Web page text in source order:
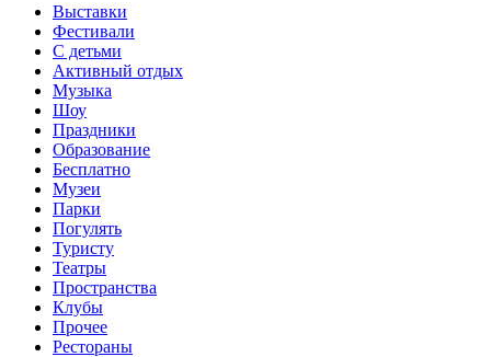
Выставки
Фестивали
С детьми
Активный отдых
Музыка
Шоу
Праздники
Образование
Бесплатно
Музеи
Парки
Погулять
Туристу
Театры
Пространства
Клубы
Прочее
Рестораны